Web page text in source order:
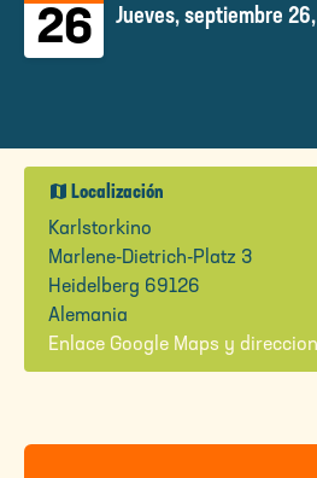
26 Jueves, septiembre
map Localización
Karlstorkino
Marlene-Dietrich-Platz 3
Heidelberg 69126
Alemania
Enlace Google Maps y